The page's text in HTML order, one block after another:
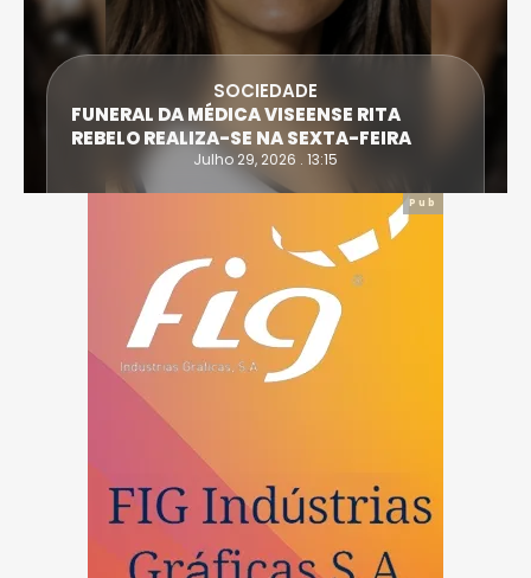
SOCIEDADE
FUNERAL DA MÉDICA VISEENSE RITA
REBELO REALIZA-SE NA SEXTA-FEIRA
Julho 29, 2026 . 13:15
Pub